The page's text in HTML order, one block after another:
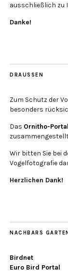
ausschließlich zu
Danke!
DRAUSSEN
Zum Schutz der
besonders
Das Ornitho-Portal
Wir bitten Sie bei
Vogelfotografie
Herzlichen Dank!
NACHBARS
Birdnet
Euro Bird Portal